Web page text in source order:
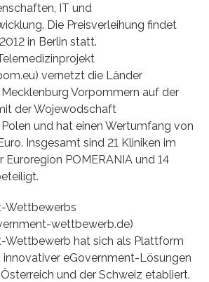
IT und
Die Preisverleihung findet
in Berlin statt.
vernetzt die Länder
Vorpommern auf der
der Wojewodschaft
und hat einen Wertumfang von
Insgesamt sind 21 Kliniken im
Euroregion POMERANIA und 14
Wettbewerbs
wettbewerb.de)
Wettbewerb hat sich als Plattform
innovativer eGovernment-Lösungen
und der Schweiz etabliert.